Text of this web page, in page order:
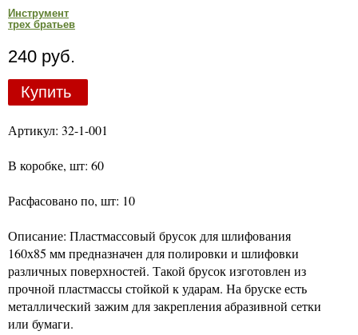
Инструмент
трех братьев
240 руб.
Купить
Артикул: 32-1-001
В коробке, шт: 60
Расфасовано по, шт: 10
Описание: Пластмассовый брусок для шлифования
160х85 мм предназначен для полировки и шлифовки
различных поверхностей. Такой брусок изготовлен из
прочной пластмассы стойкой к ударам. На бруске есть
металлический зажим для закрепления абразивной сетки
или бумаги.